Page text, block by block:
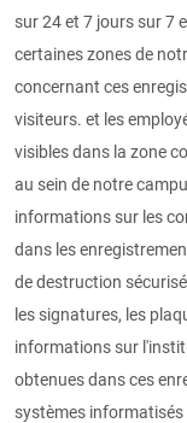
sur 24 et 7 jours sur 7
certaines zones de
concernant ces
visiteurs. et les
visibles dans la zone
au sein de notre
informations sur les
dans les
de destruction
les signatures, les
informations sur
obtenues dans ces
systèmes